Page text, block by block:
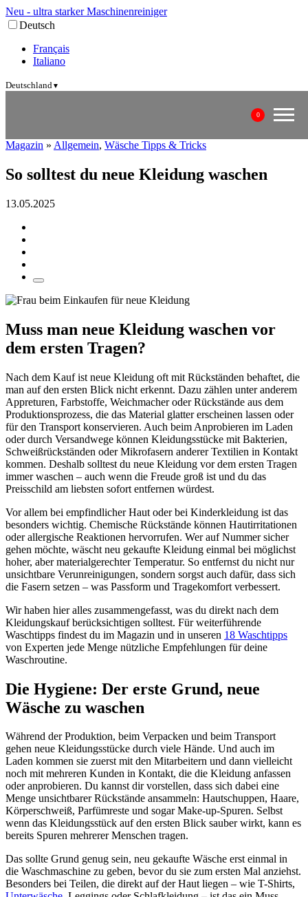
Neu - ultra starker Maschinenreiniger
Deutsch
Français
Italiano
Deutschland▼
0
Magazin » Allgemein, Wäsche Tipps & Tricks
So solltest du neue Kleidung waschen
13.05.2025
Muss man neue Kleidung waschen vor
dem ersten Tragen?
Nach dem Kauf ist neue Kleidung oft mit Rückständen behaftet, die
man auf den ersten Blick nicht erkennt. Dazu zählen unter anderem
Appreturen, Farbstoffe, Weichmacher oder Rückstände aus dem
Produktionsprozess, die das Material glatter erscheinen lassen oder
für den Transport konservieren. Auch beim Anprobieren im Laden
oder durch Versandwege können Kleidungsstücke mit Bakterien,
Schweißrückständen oder Mikrofasern anderer Textilien in Kontakt
kommen. Deshalb solltest du neue Kleidung vor dem ersten Tragen
immer waschen – auch wenn die Freude groß ist und du das
Preisschild am liebsten sofort entfernen würdest.
Vor allem bei empfindlicher Haut oder bei Kinderkleidung ist das
besonders wichtig. Chemische Rückstände können Hautirritationen
oder allergische Reaktionen hervorrufen. Wer auf Nummer sicher
gehen möchte, wäscht neu gekaufte Kleidung einmal bei möglichst
hoher, aber materialgerechter Temperatur. So entfernst du nicht nur
unsichtbare Verunreinigungen, sondern sorgst auch dafür, dass sich
die Fasern setzen – was Passform und Tragekomfort verbessert.
Wir haben hier alles zusammengefasst, was du direkt nach dem
Kleidungskauf berücksichtigen solltest. Für weiterführende
Waschtipps findest du im Magazin und in unseren 18 Waschtipps
von Experten jede Menge nützliche Empfehlungen für deine
Waschroutine.
Die Hygiene: Der erste Grund, neue
Wäsche zu waschen
Während der Produktion, beim Verpacken und beim Transport
gehen neue Kleidungsstücke durch viele Hände. Und auch im
Laden kommen sie zuerst mit den Mitarbeitern und dann vielleicht
noch mit mehreren Kunden in Kontakt, die die Kleidung anfassen
oder anprobieren. Du kannst dir vorstellen, dass sich dabei eine
Menge unsichtbarer Rückstände ansammeln: Hautschuppen, Haare,
Körperschweiß, Parfümreste und sogar Make-up-Spuren. Selbst
wenn das Kleidungsstück auf den ersten Blick sauber wirkt, kann es
bereits Spuren mehrerer Menschen tragen.
Das sollte Grund genug sein, neu gekaufte Wäsche erst einmal in
die Waschmaschine zu geben, bevor du sie zum ersten Mal anziehst.
Besonders bei Teilen, die direkt auf der Haut liegen – wie T-Shirts,